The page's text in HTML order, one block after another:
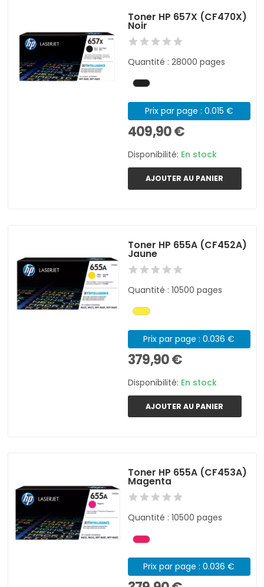
Toner HP 657X (CF470X)
Noir
Quantité : 28000 pages
Prix par page : 0.015 €
409,90 €
Disponibilité: En stock
AJOUTER AU PANIER
Toner HP 655A (CF452A)
Jaune
Quantité : 10500 pages
Prix par page : 0.036 €
379,90 €
Disponibilité: En stock
AJOUTER AU PANIER
Toner HP 655A (CF453A)
Magenta
Quantité : 10500 pages
Prix par page : 0.036 €